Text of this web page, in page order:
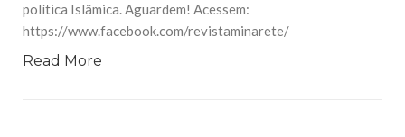
política Islâmica. Aguardem! Acessem:
https://www.facebook.com/revistaminarete/
Read More